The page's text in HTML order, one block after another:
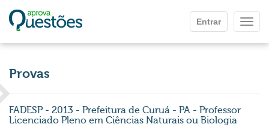
Entrar
Provas
FADESP - 2013 - Prefeitura de Curuá - PA - Professor
Licenciado Pleno em Ciências Naturais ou Biologia